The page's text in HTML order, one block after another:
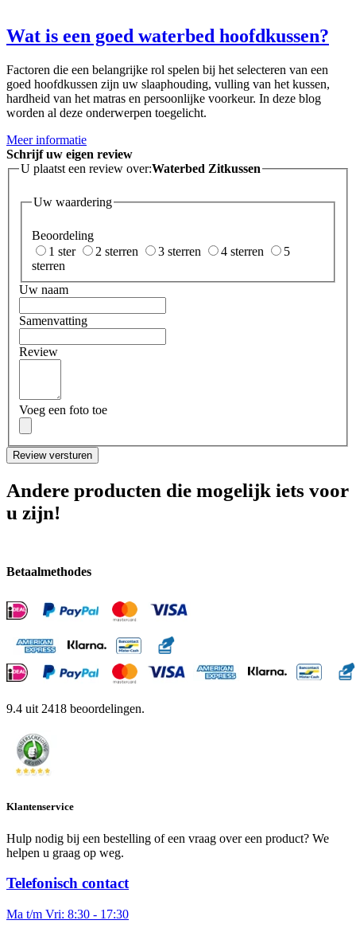
Wat is een goed waterbed hoofdkussen?
Factoren die een belangrijke rol spelen bij het selecteren van een
goed hoofdkussen zijn uw slaaphouding, vulling van het kussen,
hardheid van het matras en persoonlijke voorkeur. In deze blog
worden al deze onderwerpen toegelicht.
Meer informatie
Schrijf uw eigen review
U plaatst een review over:Waterbed Zitkussen
Uw waardering
Beoordeling
1 ster
2 sterren 3 sterren 4 sterren
5
sterren
Uw naam
Samenvatting
Review
Voeg een foto toe
Review versturen
Andere producten die mogelijk iets voor
u zijn!
Betaalmethodes
9.4 uit 2418 beoordelingen.
Klantenservice
Hulp nodig bij een bestelling of een vraag over een product? We
helpen u graag op weg.
Telefonisch contact
Ma t/m Vri: 8:30 - 17:30